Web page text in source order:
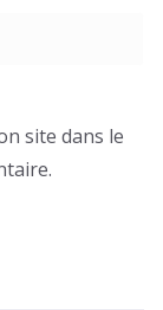
site dans le